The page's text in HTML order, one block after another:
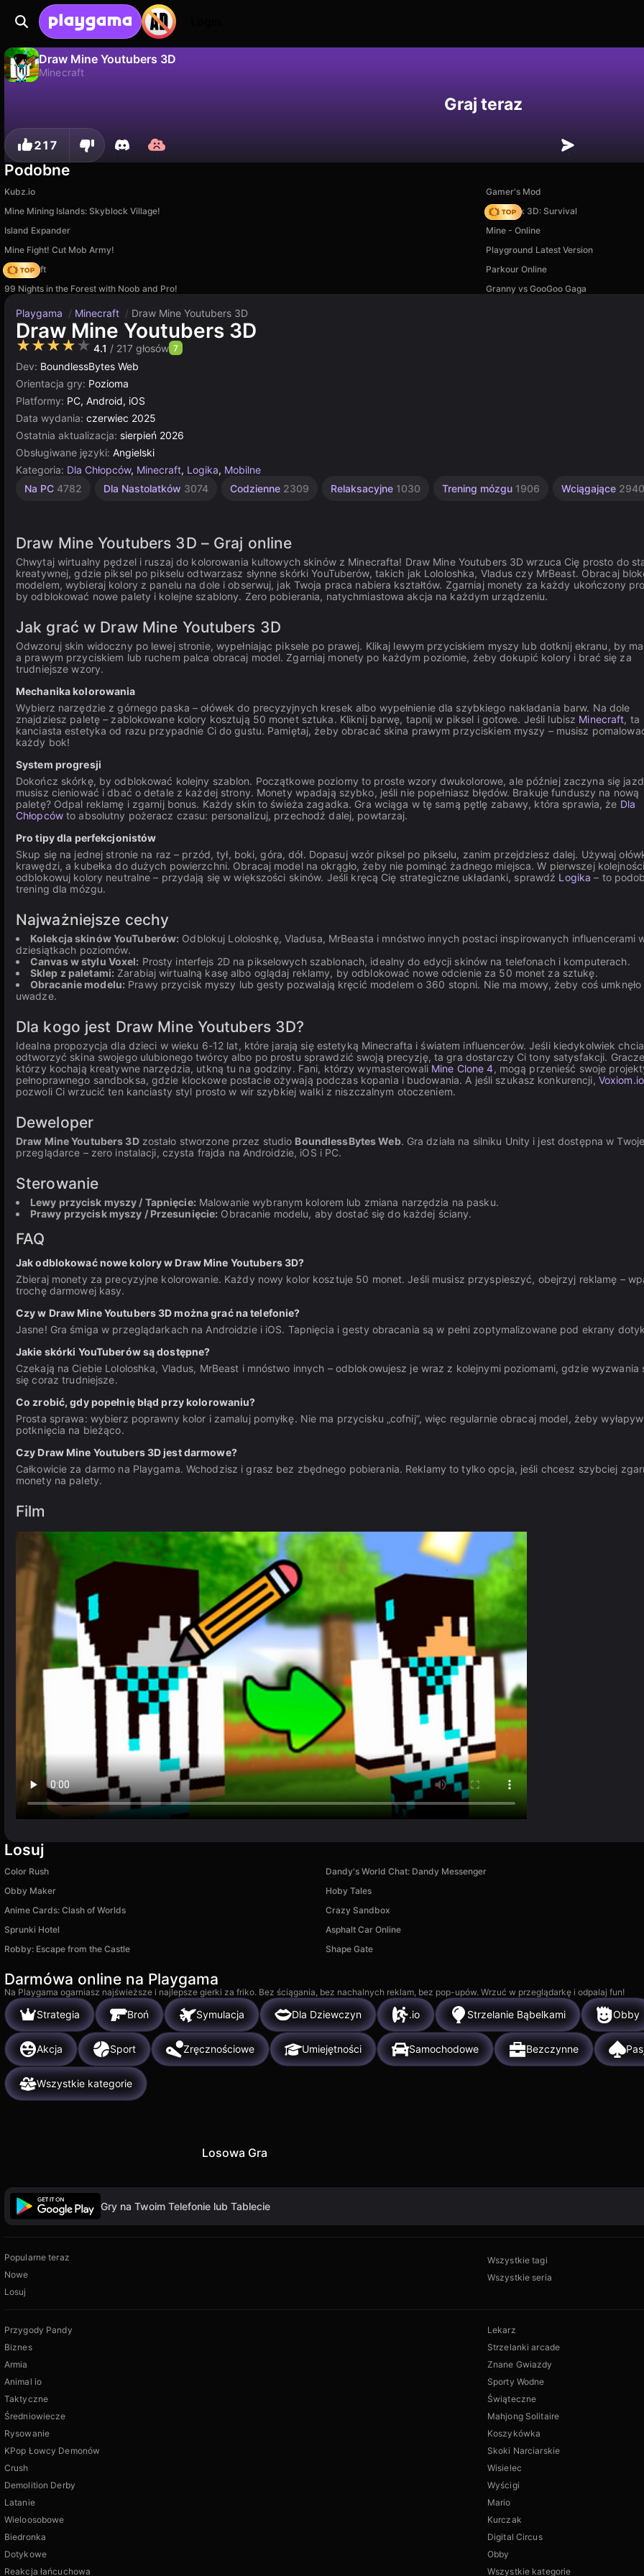
Draw Mine Youtubers 3D
Minecraft
Graj teraz
217
Podobne
Kubz.io
Gamer's Mod
Mine Mining Islands: Skyblock Village!
Skyblock 3D: Survival
Island Expander
Mine - Online
Mine Fight! Cut Mob Army!
Playground Latest Version
Trap Craft
Parkour Online
99 Nights in the Forest with Noob and Pro!
Granny vs GooGoo Gaga
Playgama / Minecraft / Draw Mine Youtubers 3D
Draw Mine Youtubers 3D
★★★★★ 4.1 / 217 głosów 7
Dev: BoundlessBytes Web
Orientacja gry: Pozioma
Platformy: PC, Android, iOS
Data wydania: czerwiec 2025
Ostatnia aktualizacja: sierpień 2026
Obsługiwane języki: Angielski
Kategoria: Dla Chłopców, Minecraft, Logika, Mobilne
Na PC 4782 Dla Nastolatków 3074 Codzienne 2309 Relaksacyjne 1030 Trening mózgu 1906 Wciągające 2940
Nieskończoność
Edukacyjne
Łamigłówki
Komputerowe
Strategiczne
Dla
Multiplayer
Unity
Draw Mine Youtubers 3D – Graj online
Chwytaj wirtualny pędzel i ruszaj do kolorowania kultowych skinów z Minecrafta! Draw Mine Youtubers 3D wrzuca Cię prosto do
kreatywnej, gdzie piksel po pikselu odtwarzasz słynne skórki YouTuberów, takich jak Lololoshka, Vladus czy MrBeast. Obracaj
modelem, wybieraj kolory z panelu na dole i obserwuj, jak Twoja praca nabiera kształtów. Zgarniaj monety za każdy ukończony
by odblokować nowe palety i kolejne szablony. Zero pobierania, natychmiastowa akcja na każdym urządzeniu.
Jak grać w Draw Mine Youtubers 3D
Odwzoruj skin widoczny po lewej stronie, wypełniając piksele po prawej. Klikaj lewym przyciskiem myszy lub dotknij ekranu, by
a prawym przyciskiem lub ruchem palca obracaj model. Zgarniaj monety po każdym poziomie, żeby dokupić kolory i brać się za
trudniejsze wzory.
Mechanika kolorowania
Wybierz narzędzie z górnego paska – ołówek do precyzyjnych kresek albo wypełnienie dla szybkiego nakładania barw. Na dole
znajdziesz paletę – zablokowane kolory kosztują 50 monet sztuka. Kliknij barwę, tapnij w piksel i gotowe. Jeśli lubisz Minecraft, ta
kanciasta estetyka od razu przypadnie Ci do gustu. Pamiętaj, żeby obracać skina prawym przyciskiem myszy – musisz
każdy bok!
System progresji
Dokończ skórkę, by odblokować kolejny szablon. Początkowe poziomy to proste wzory dwukolorowe, ale później zaczyna się
musisz cieniować i dbać o detale z każdej strony. Monety wpadają szybko, jeśli nie popełniasz błędów. Brakuje funduszy na nową
paletę? Odpal reklamę i zgarnij bonus. Każdy skin to świeża zagadka. Gra wciąga w tę samą pętlę zabawy, która sprawia, że Dla
Chłopcówto absolutny pożeracz czasu: personalizuj, przechodź dalej, powtarzaj.
Pro tipy dla perfekcjonistów
Skup się na jednej stronie na raz – przód, tył, boki, góra, dół. Dopasuj wzór piksel po pikselu, zanim przejdziesz dalej. Używaj
krawędzi, a kubełka do dużych powierzchni. Obracaj model na okrągło, żeby nie pominąć żadnego miejsca. W pierwszej kolejności
odblokowuj kolory neutralne – przydają się w większości skinów. Jeśli kręcą Cię strategiczne układanki, sprawdź Logika – to
trening dla mózgu.
Najważniejsze cechy
Kolekcja skinów YouTuberów: Odblokuj Lololoshkę, Vladusa, MrBeasta i mnóstwo innych postaci inspirowanych influencerami
dziesiątkach poziomów.
Canvas w stylu Voxel: Prosty interfejs 2D na pikselowych szablonach, idealny do edycji skinów na telefonach i komputerach.
Sklep z paletami: Zarabiaj wirtualną kasę albo oglądaj reklamy, by odblokować nowe odcienie za 50 monet za sztukę.
Obracanie modelu: Prawy przycisk myszy lub gesty pozwalają kręcić modelem o 360 stopni. Nie ma mowy, żeby coś umknęło
uwadze.
Dla kogo jest Draw Mine Youtubers 3D?
Idealna propozycja dla dzieci w wieku 6-12 lat, które jarają się estetyką Minecrafta i światem influencerów. Jeśli kiedykolwiek
odtworzyć skina swojego ulubionego twórcy albo po prostu sprawdzić swoją precyzję, ta gra dostarczy Ci tony satysfakcji.
którzy kochają kreatywne narzędzia, utkną tu na godziny. Fani, którzy wymasterowali Mine Clone 4, mogą przenieść swoje
pełnoprawnego sandboksa, gdzie klockowe postacie ożywają podczas kopania i budowania. A jeśli szukasz konkurencji, Voxiom.io
pozwoli Ci wrzucić ten kanciasty styl prosto w wir szybkiej walki z niszczalnym otoczeniem.
Deweloper
Draw Mine Youtubers 3Dzostało stworzone przez studio BoundlessBytes Web. Gra działa na silniku Unity i jest dostępna w
przeglądarce – zero instalacji, czysta frajda na Androidzie, iOS i PC.
Sterowanie
Lewy przycisk myszy / Tapnięcie: Malowanie wybranym kolorem lub zmiana narzędzia na pasku.
Prawy przycisk myszy / Przesunięcie: Obracanie modelu, aby dostać się do każdej ściany.
FAQ
Jak odblokować nowe kolory w Draw Mine Youtubers 3D?
Zbieraj monety za precyzyjne kolorowanie. Każdy nowy kolor kosztuje 50 monet. Jeśli musisz przyspieszyć, obejrzyj reklamę –
trochę darmowej kasy.
Czy w Draw Mine Youtubers 3D można grać na telefonie?
Jasne! Gra śmiga w przeglądarkach na Androidzie i iOS. Tapnięcia i gesty obracania są w pełni zoptymalizowane pod ekrany
Jakie skórki YouTuberów są dostępne?
Czekają na Ciebie Lololoshka, Vladus, MrBeast i mnóstwo innych – odblokowujesz je wraz z kolejnymi poziomami, gdzie wyzwania
się coraz trudniejsze.
Co zrobić, gdy popełnię błąd przy kolorowaniu?
Prosta sprawa: wybierz poprawny kolor i zamaluj pomyłkę. Nie ma przycisku „cofnij”, więc regularnie obracaj model, żeby
potknięcia na bieżąco.
Czy Draw Mine Youtubers 3D jest darmowe?
Całkowicie za darmo na Playgama. Wchodzisz i grasz bez zbędnego pobierania. Reklamy to tylko opcja, jeśli chcesz szybciej
monety na palety.
Film
Losuj
Color Rush Dandy's World Chat: Dandy Messenger
Obby Maker
Hoby Tales
Anime Cards: Clash of Worlds
Crazy Sandbox
Sprunki Hotel
Asphalt Car Online
Robby: Escape from the Castle
Shape Gate
Darmówa online na Playgama
Na Playgama ogarniasz najświeższe i najlepsze gierki za friko. Bez ściągania, bez nachalnych reklam, bez pop-upów. Wrzuć w przeglądarkę i odpalaj fun!
Strategia Broń Symulacja Dla Dziewczyn .io Strzelanie Bąbelkami Obby
Akcja Sport Zręcznościowe Umiejętności Samochodowe Bezczynne
Wszystkie kategorie
Losowa Gra
Gry na Twoim Telefonie lub Tablecie
Popularne teraz
Nowe
Losuj
Wszystkie tagi
Wszystkie seria
Przygody Pandy
Biznes
Armia
Animal io
Taktyczne
Średniowiecze
Rysowanie
KPop Łowcy Demonów
Crush
Demolition Derby
Latanie
Wieloosobowe
Biedronka
Dotykowe
Reakcja łańcuchowa
Lekarz
Strzelanki arcade
Znane Gwiazdy
Sporty Wodne
Świąteczne
Mahjong Solitaire
Koszykówka
Skoki Narciarskie
Wisielec
Wyścigi
Mario
Kurczak
Digital Circus
Obby
Wszystkie kategorie